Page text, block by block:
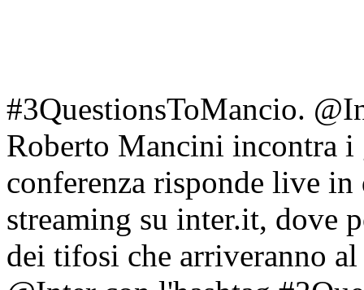
#3QuestionsToMancio.
Roberto Mancini incontra
conferenza risponde live
streaming su inter.it, dove
dei tifosi che arriveranno